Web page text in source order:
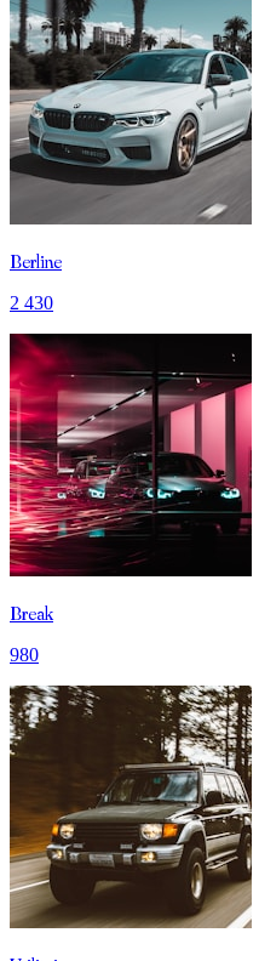
Berline
2 430
Break
980